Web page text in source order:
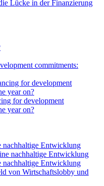
Lücke in der Finanzierung
commitments:
for development
year on?
nachhaltige Entwicklung
nachhaltige Entwicklung
von Wirtschaftslobby und